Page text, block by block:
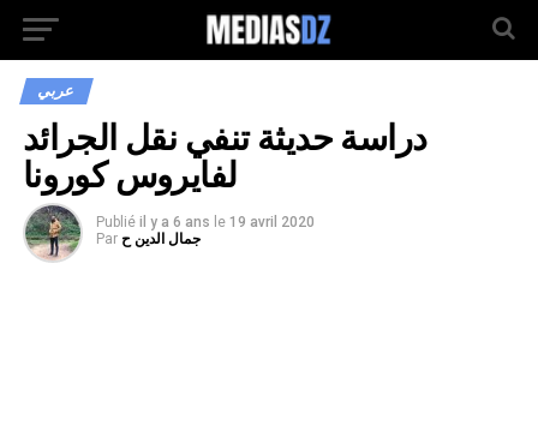
عربي
دراسة حديثة تنفي نقل الجرائد
لفايروس كورونا
Publié il y a 6 ans le 19 avril 2020
Par جمال الدين ح